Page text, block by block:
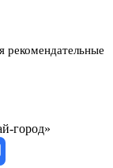
рекомендательные
город»